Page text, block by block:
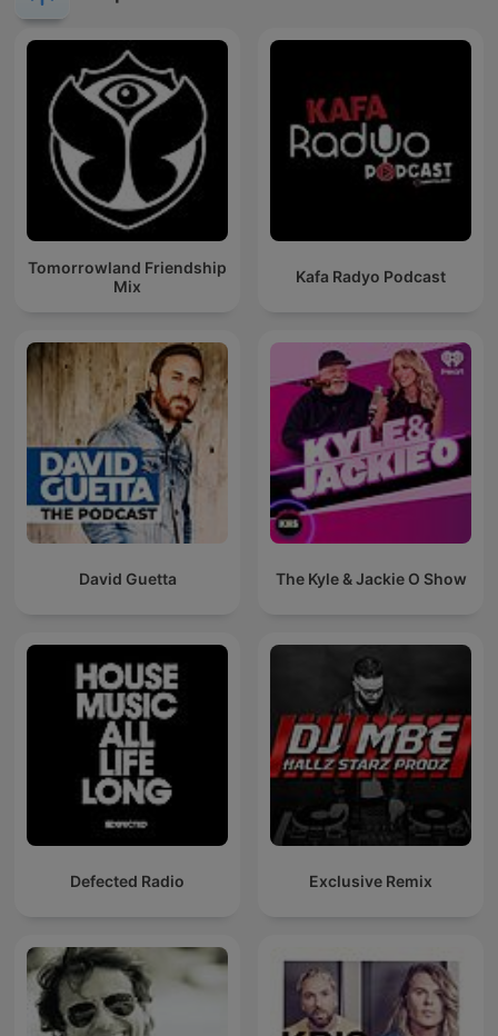
Tomorrowland Friendship
Mix
Kafa Radyo Podcast
David Guetta The Kyle & Jackie O Show
Defected Radio Exclusive Remix